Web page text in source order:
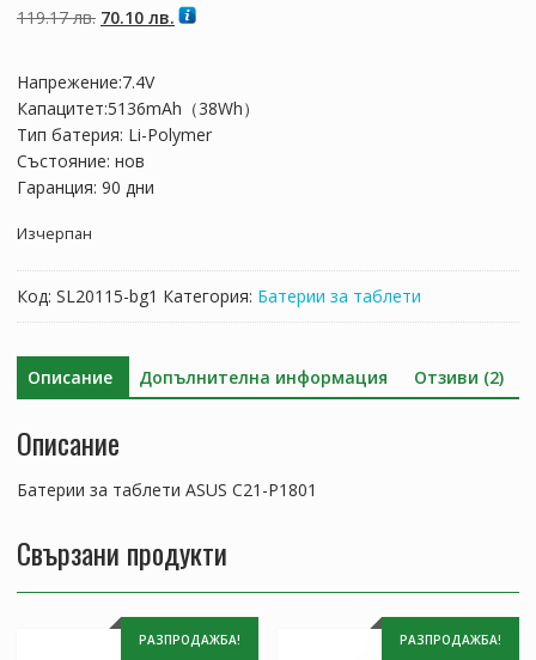
базирано на
потребителски
119.17лв. Original
119.17 лв..
70.10 лв.Текущата
Напрежение:7.4V
Капацитет:5136mAh（38Wh）
Тип батерия: Li-Polymer
Състояние: нов
Гаранция: 90 дни
Изчерпан
Код: SL20115-bg1 Категория: Батерии за таблети
Описание Допълнителна информация Отзиви (2)
Описание
Батерии за таблети ASUS C21-P1801
Свързани продукти
РАЗПРОДАЖБА! РАЗПРОДАЖБА!